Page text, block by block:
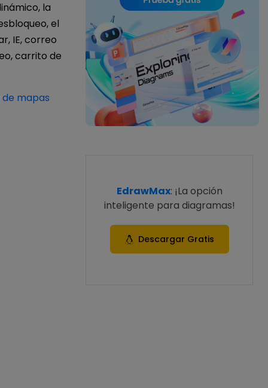
la
el
IE, correo
carrito de
mapas
EdrawMax: ¡La opción
inteligente para diagramas!
Descargar Gratis